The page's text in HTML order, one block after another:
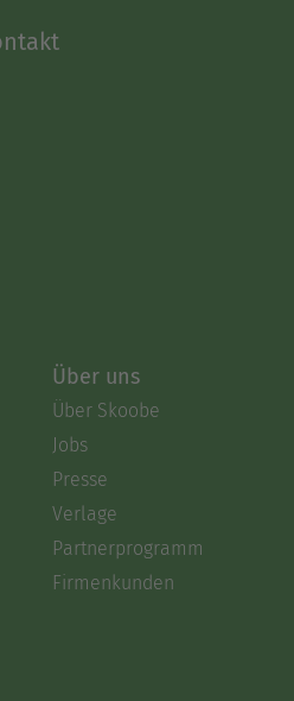
Über uns
Über Skoobe
Jobs
Presse
Verlage
Partnerprogramm
Firmenkunden